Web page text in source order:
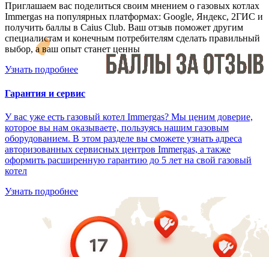
Приглашаем вас поделиться своим мнением о газовых котлах
Immergas на популярных платформах: Google, Яндекс, 2ГИС и
получить баллы в Caius Club. Ваш отзыв поможет другим
специалистам и конечным потребителям сделать правильный
выбор, а ваш опыт станет ценны
Узнать подробнее
Гарантия и сервис
У вас уже есть газовый котел Immergas? Мы ценим доверие,
которое вы нам оказываете, пользуясь нашим газовым
оборудованием. В этом разделе вы сможете узнать адреса
авторизованных сервисных центров Immergas, а также
оформить расширенную гарантию до 5 лет на свой газовый
котел
Узнать подробнее